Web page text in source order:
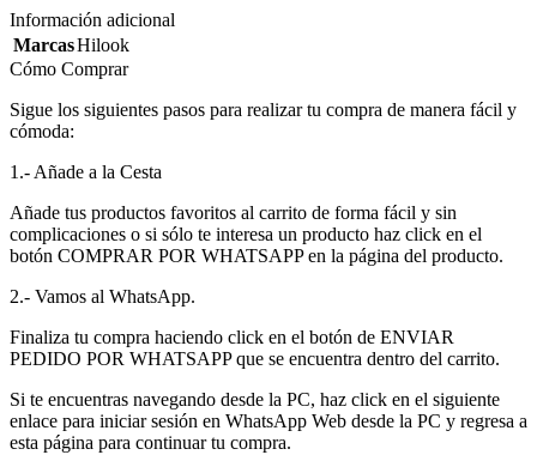
Información adicional
MarcasHilook
Cómo Comprar
Sigue los siguientes pasos para realizar tu compra de manera fácil y
cómoda:
1.- Añade a la Cesta
Añade tus productos favoritos al carrito de forma fácil y sin
complicaciones o si sólo te interesa un producto haz click en el
botón COMPRAR POR WHATSAPP en la página del producto.
2.- Vamos al WhatsApp.
Finaliza tu compra haciendo click en el botón de ENVIAR
PEDIDO POR WHATSAPP que se encuentra dentro del carrito.
Si te encuentras navegando desde la PC, haz click en el siguiente
enlace para iniciar sesión en WhatsApp Web desde la PC y regresa a
esta página para continuar tu compra.